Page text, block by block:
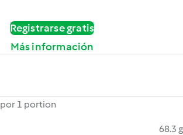
Registrarse gratis
Más información
por 1 portion
68.3 g